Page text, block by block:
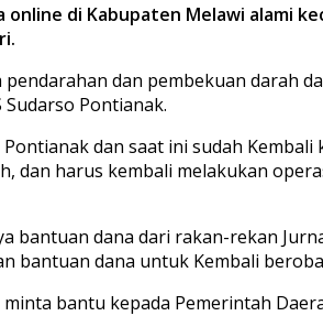
online di Kabupaten Melawi alami
dan pembekuan darah
Pontianak.
dan saat ini sudah
dan harus kembali melakukan
bantuan dana dari rakan-rekan
bantuan dana untuk Kembali
bantu kepada Pemerintah